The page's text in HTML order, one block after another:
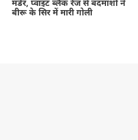
मर्डर, प्वाइंट ब्लैंक रेंज से बदमाशों ने
बीरू के सिर में मारी गोली